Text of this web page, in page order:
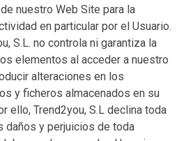
nuestro Web Site para la
en particular por el Usuario.
S.L. no controla ni garantiza la
elementos al acceder a nuestro
alteraciones en los
y ficheros almacenados en su
ello, Trend2you, S.L declina toda
daños y perjuicios de toda